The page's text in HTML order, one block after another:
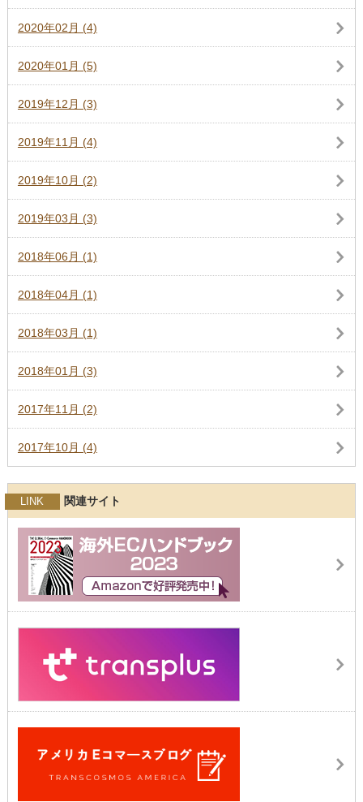
2020年02月 (4)
2020年01月 (5)
2019年12月 (3)
2019年11月 (4)
2019年10月 (2)
2019年03月 (3)
2018年06月 (1)
2018年04月 (1)
2018年03月 (1)
2018年01月 (3)
2017年11月 (2)
2017年10月 (4)
LINK 関連サイト